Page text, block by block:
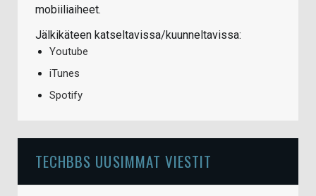
mobiiliaiheet.
Jälkikäteen katseltavissa/kuunneltavissa:
Youtube
iTunes
Spotify
TECHBBS UUSIMMAT VIESTIT